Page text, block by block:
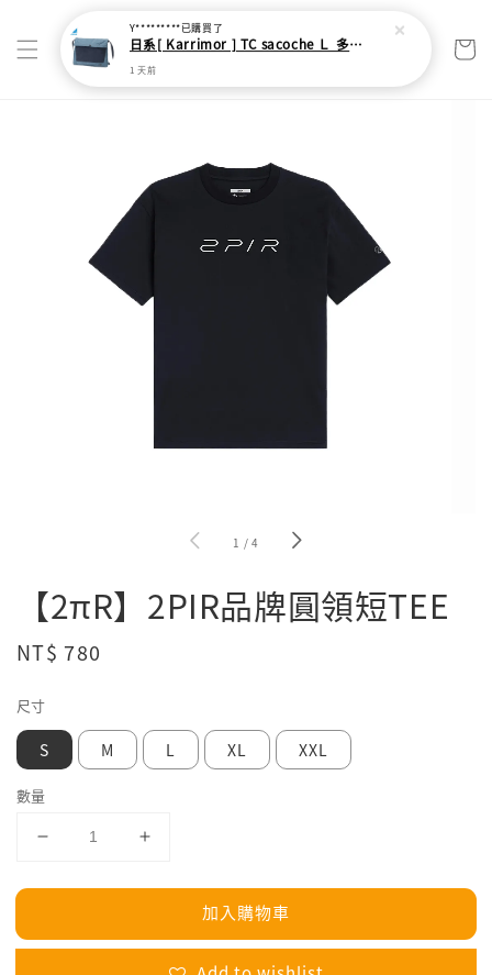
1 /4
【2πR】2PIR品牌圓領短TEE
Regular
NT$ 780
尺寸
S M L XL XXL
數量
加入購物車
Y*********已購買了
日系[ Karrimor ] TC sacoche Ｌ 多功能輕旅收納袋
1 天前